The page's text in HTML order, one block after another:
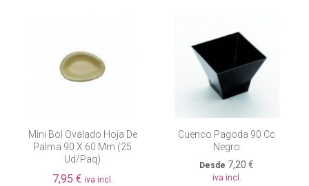
Mini Bol Ovalado Hoja De
Palma 90 X 60 Mm (25
Ud/paq)
7,95 € iva incl.
Cuenco Pagoda 90 Cc
Negro
Desde 7,20 €
iva incl.